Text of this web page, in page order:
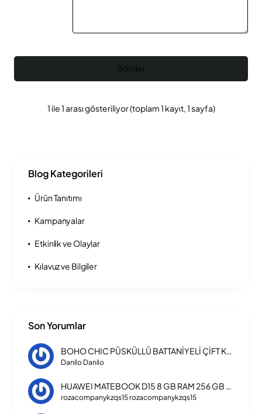
Gönder
1 ile 1 arası gösteriliyor (toplam 1 kayıt, 1 sayfa)
Blog Kategorileri
Ürün Tanıtımı
Kampanyalar
Etkinlik ve Olaylar
Kılavuz ve Bilgiler
Son Yorumlar
BOHO CHIC PÜSKÜLLÜ BATTANİYELİ ÇİFT KİŞİLİK NEVRESİM TAKIMI
Danilo Danilo
HUAWEI MATEBOOK D15 8 GB RAM 256 GB SSD LAPTOP INTEL CORE I3 1115G4
rozacompanykzqs15 rozacompanykzqs15